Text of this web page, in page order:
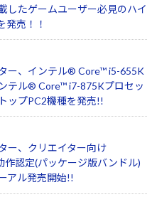
したゲームユーザー必見のハイ
発売！！
ー、インテル® Core™ i5-655K
テル® Core™ i7-875Kプロセッ
ップPC2機種を発売!!
ー、クリエイター向け
認定(パッケージ版バンドル)
アル発売開始!!